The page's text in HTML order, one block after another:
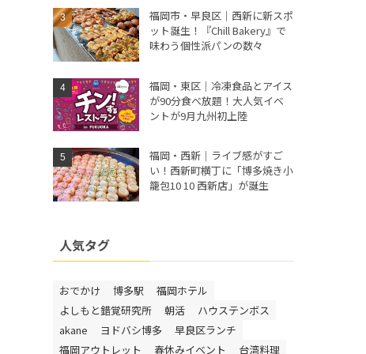
福岡市・早良区｜西新に新スポ
ット誕生！『Chill Bakery』で
味わう個性派パンの数々
福岡・東区｜冷凍食品とアイス
が90分食べ放題！大人気イベ
ントが9月九州初上陸
福岡・西新｜ライブ感がすご
い！西新町横丁に「博多焼き小
籠包10 10 西新店」が誕生
人気タグ
おでかけ 博多駅
福岡ホテル
よしもと錯覚研究所
朝活
ハウステンボス
akane
ヨドバシ博多
早良区ランチ
福岡アウトレット
春休みイベント 台湾料理